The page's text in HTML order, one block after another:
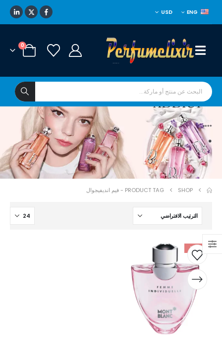
ENG
USD
0
****
*
SHOP
PRODUCT TAG - فيم انديفيجوال
-75%